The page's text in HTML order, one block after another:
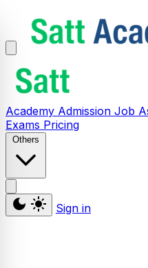
Academy Admission Job
Exams Pricing
Others
Sign in